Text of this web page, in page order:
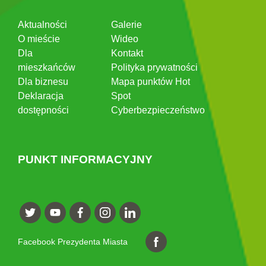
Aktualności
O mieście
Dla
mieszkańców
Dla biznesu
Deklaracja
dostępności
Galerie
Wideo
Kontakt
Polityka prywatności
Mapa punktów Hot
Spot
Cyberbezpieczeństwo
PUNKT INFORMACYJNY
Facebook Prezydenta Miasta